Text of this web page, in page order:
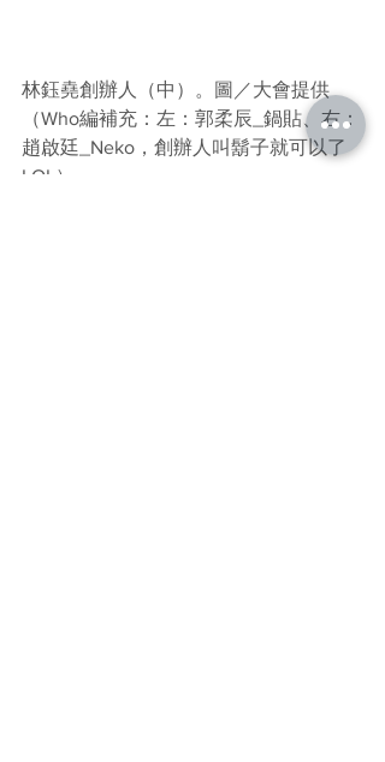
林鈺堯創辦人（中）。圖／大會提供
（Who編補充：左：郭柔辰_鍋貼、右：
趙啟廷_Neko，創辦人叫鬍子就可以了
LOL）